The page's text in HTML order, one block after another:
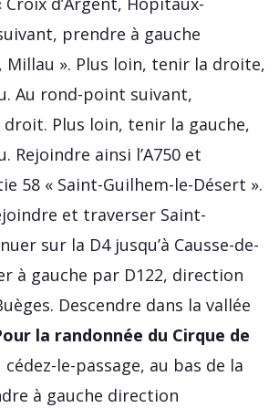
prendre à gauche
Millau ». Plus loin, tenir la droite,
Au rond-point suivant,
Plus loin, tenir la gauche,
Rejoindre ainsi l’A750 et
58 « Saint-Guilhem-le-Désert ».
et traverser Saint-
sur la D4 jusqu’à Causse-de-
à gauche par D122, direction
Descendre dans la vallée
la randonnée du Cirque de
cédez-le-passage, au bas de la
à gauche direction